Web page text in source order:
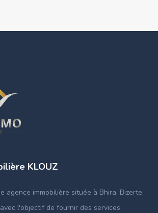
KLOUZ
agence immobilière située à Bhira, Bizerte,
l'objectif de fournir des services